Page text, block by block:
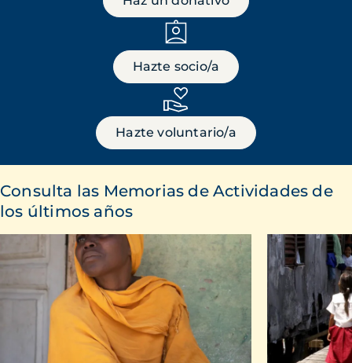
Hazte socio/a
Hazte voluntario/a
Consulta las Memorias de Actividades de
los últimos años